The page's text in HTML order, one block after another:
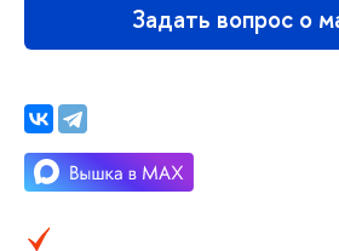
Задать вопрос о